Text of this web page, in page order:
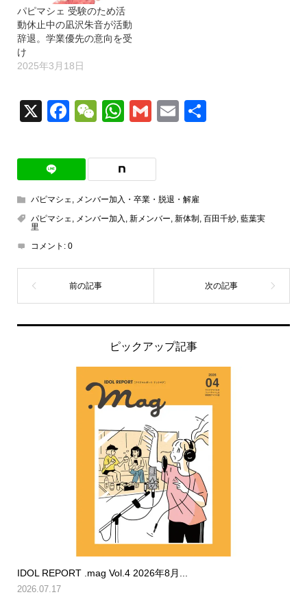
パピマシェ 受験のため活
動休止中の凪沢朱音が活動
辞退。学業優先の意向を受
け
2025年3月18日
X Facebook
WeChat
WhatsApp
GmailEmail
パピマシェ, メンバー加入・卒業・脱退・解雇
パピマシェ, メンバー加入 , 新メンバー, 新体制 , 百田千紗, 藍葉実
里
コメント: 0
ピックアップ記事
IDOL REPORT .mag Vol.4 2026年8月...
2026.07.17